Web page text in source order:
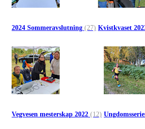
2024 Sommeravslutning (27) Kvistkvaset
Vegvesen mesterskap 2022 (12)